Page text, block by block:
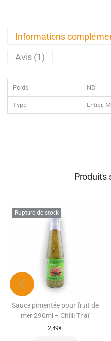
Informations
Avis (1)
Poids ND
Type Entier,
Produits
Rupture de stock
Sauce pimentée pour fruit de
mer 290ml – Chilli Thaï
2,49€